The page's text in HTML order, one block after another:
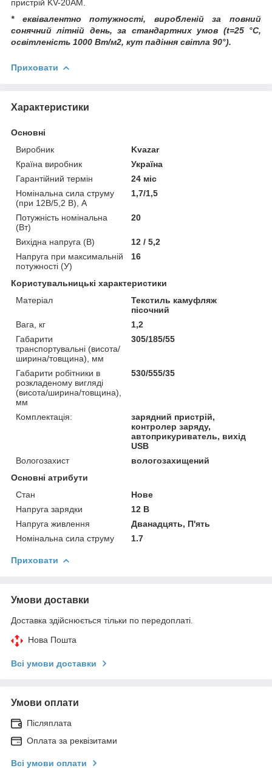
пристрій KV-20AM.
* еквівалентно потужності, виробленій за повний
сонячний літній день, за стандартних умов (t=25 °C,
освітленість 1000 Вт/м2, кут падіння світла 90°).
Приховати
Характеристики
Основні
Виробник
Kvazar
Країна виробник
Україна
Гарантійний термін
24 міс
Номінальна сила струму
(при 12В/5,2 В), А
1,7/1,5
Потужність номінальна
(Вт)
20
Вихідна напруга (В)
12 / 5,2
Напруга при максимальній
потужності (У)
16
Користувальницькі характеристики
Матеріал
Текстиль камуфляж
пісочний
Вага, кг
1,2
Габарити
транспортувальні (висота/
ширина/товщина), мм
305/185/55
Габарити робітники в
розкладеному вигляді
(висота/ширина/товщина),
мм
530/555/35
Комплектація:
зарядний пристрій,
контролер заряду,
автоприкуриватель, вихід
USB
Вологозахист
вологозахищений
Основні атрибути
Стан
Нове
Напруга зарядки
12 В
Напруга живлення
Дванадцять, П'ять
Номінальна сила струму
1.7
Приховати
Умови доставки
Доставка здійснюється тільки по передоплаті.
Нова Пошта
Всі умови доставки
Умови оплати
Післяплата
Оплата за реквізитами
Всі умови оплати